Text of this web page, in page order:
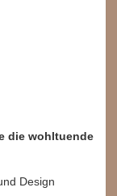
die wohltuende
Design